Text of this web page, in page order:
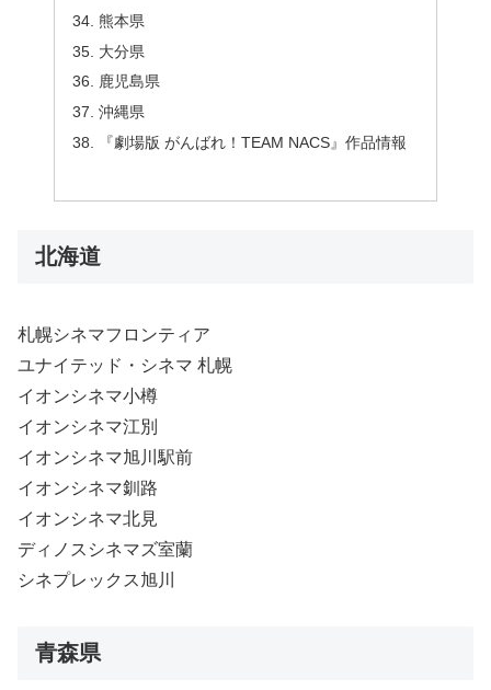
熊本県
大分県
鹿児島県
沖縄県
『劇場版 がんばれ！TEAM NACS』作品情報
北海道
札幌シネマフロンティア
ユナイテッド・シネマ 札幌
イオンシネマ小樽
イオンシネマ江別
イオンシネマ旭川駅前
イオンシネマ釧路
イオンシネマ北見
ディノスシネマズ室蘭
シネプレックス旭川
青森県